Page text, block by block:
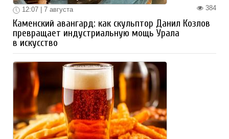
384
12:07 | 7 августа
Каменский авангард: как скульптор Данил Козлов
превращает индустриальную мощь Урала
в искусство